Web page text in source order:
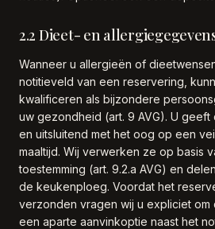
2.2 Dieet- en
Wanneer u allergieën of
notitieveld van een reservering,
kwalificeren als bijzondere
uw gezondheid (art. 9 AVG). U geeft
en uitsluitend met het oog op een
maaltijd. Wij verwerken ze op basis
toestemming (art. 9.2.a AVG) en
de keukenploeg. Voordat het
verzonden vragen wij u expliciet om
een aparte aanvink­optie naast het